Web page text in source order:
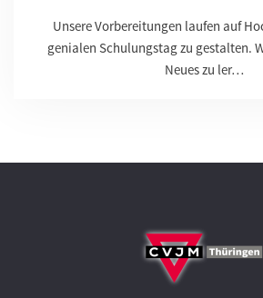
Unsere Vorbereitungen laufen auf
genialen Schulungstag zu gestalten.
Neues zu ler…